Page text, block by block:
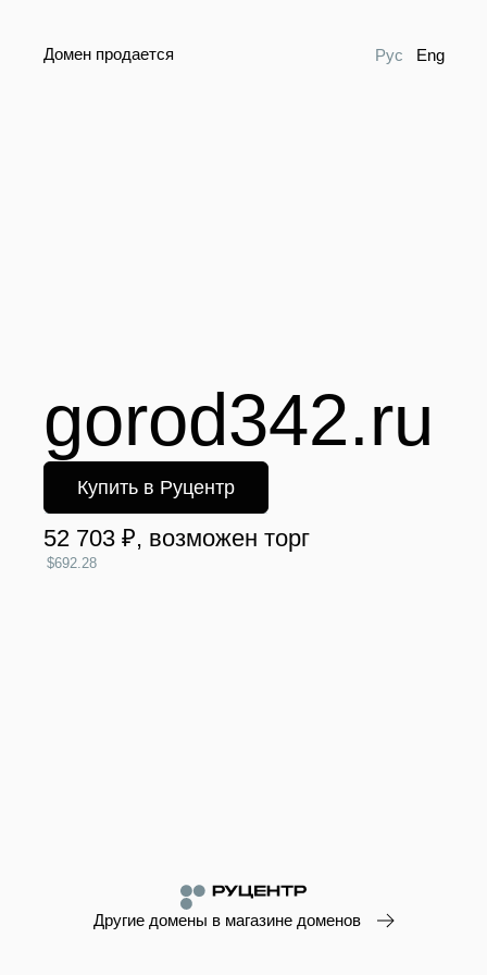
Домен продается Рус Eng
gorod342.ru
Купить в Руцентр
52 703 ₽, возможен торг
$692.28
Другие домены в магазине доменов